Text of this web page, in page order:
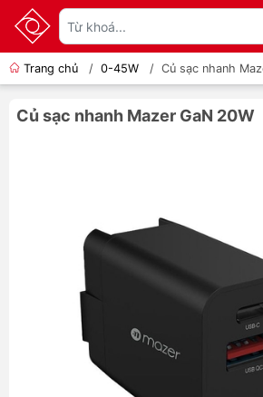
Trang chủ / 0-45W / Củ sạc nhanh
Củ sạc nhanh Mazer GaN 20W